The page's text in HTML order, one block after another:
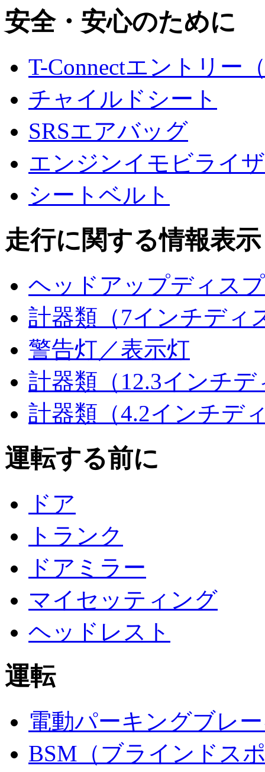
安全・安心のために
T-Connectエントリー
チャイルドシート
SRSエアバッグ
エンジンイモビライ
シートベルト
走行に関する情報表示
ヘッドアップディス
計器類（7インチディ
警告灯／表示灯
計器類（12.3インチ
計器類（4.2インチデ
運転する前に
ドア
トランク
ドアミラー
マイセッティング
ヘッドレスト
運転
電動パーキングブレ
BSM（ブラインドス